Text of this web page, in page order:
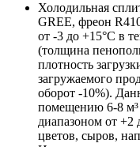
Холодильная
GREE, фреон
от -3 до +15°С в
(толщина
плотность
загружаемого
оборот -10%).
помещению 6-8
диапазоном от +2
цветов, сыров,